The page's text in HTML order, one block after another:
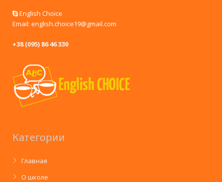
English Choice
Email: english.choice19@gmail.com
+38 (095) 86 46 330
Категории
Главная
О школе